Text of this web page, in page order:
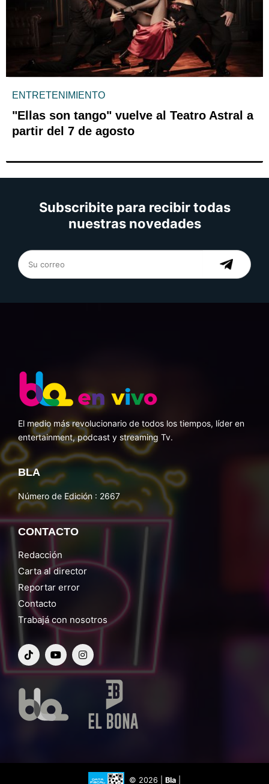
ENTRETENIMIENTO
"Ellas son tango" vuelve al Teatro Astral a
partir del 7 de agosto
Subscribite para recibir todas
nuestras novedades
El medio más revolucionario de todos los tiempos, líder en
entertainment, podcast y streaming Tv.
BLA
Número de Edición : 2667
CONTACTO
Redacción
Carta al director
Reportar error
Contacto
Trabajá con nosotros
© 2026 | Bla